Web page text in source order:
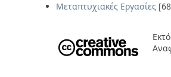
Μεταπτυχιακές Εργασίες